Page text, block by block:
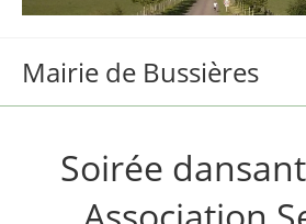
Mairie de Bussières
Soirée